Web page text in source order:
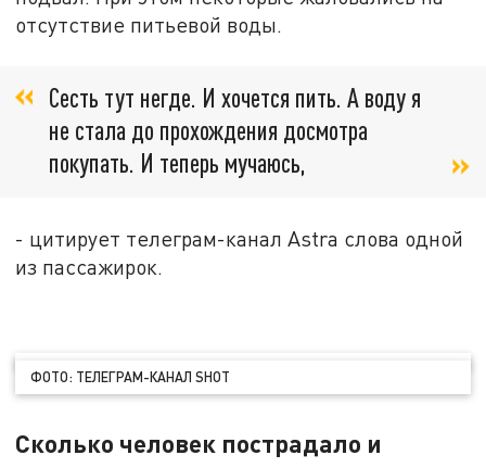
отсутствие питьевой воды.
Сесть тут негде. И хочется пить. А воду я
не стала до прохождения досмотра
покупать. И теперь мучаюсь,
- цитирует телеграм-канал Astra слова одной
из пассажирок.
ФОТО: ТЕЛЕГРАМ-КАНАЛ SHOT
Сколько человек пострадало и